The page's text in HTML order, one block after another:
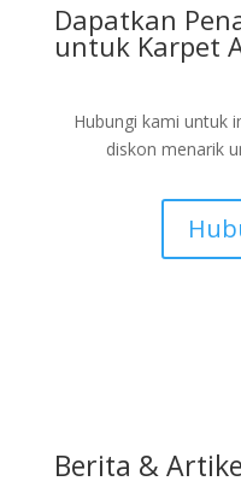
Dapatkan
untuk Karpet
Hubungi kami untuk
diskon menarik
Berita &